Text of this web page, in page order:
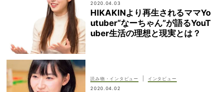
2020.04.03
HIKAKINより再生されるママYo
utuber“なーちゃん”が語るYouT
uber生活の理想と現実とは？
読み物・インタビュー
インタビュー
2020.04.02